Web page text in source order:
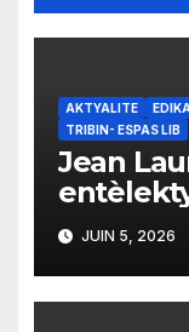
AKTYALITE
TRIBIN- ESPAS LIB
Jean
vwa
sèn
JUIN 5, 2026